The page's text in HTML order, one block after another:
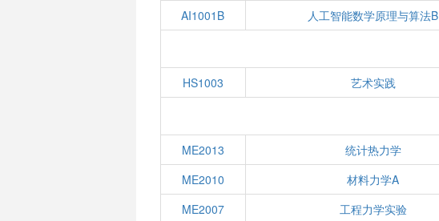
AI1001B
人工智能数学原理与算法B
HS1003 艺术实践
ME2013 统计热力学
ME2010
材料力学A
ME2007
工程力学实验